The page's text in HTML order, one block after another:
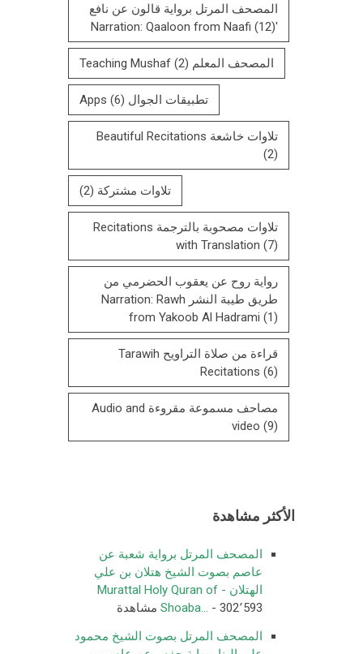
المصحف المرتل بروایة قالون عن نافع
'Narration: Qaaloon from Naafi
(12)
المصحف المعلم Teaching Mushaf (2)
تطبيقات الجوال Apps (6)
تلاوات خاشعة Beautiful Recitations
(2)
تلاوات مشتركة (2)
تلاوات مصحوبة بالترجمة Recitations
with Translation (7)
رواية روح عن يعقوب الحضرمي من
طريق طيبة النشر Narration: Rawh
from Yakoob Al Hadrami (1)
قراءة من صلاة التراويح Tarawih
Recitations (6)
مصاحف مسموعة مقروءة Audio and
video (9)
الأكثر مشاهدة
المصحف المرتل برواية شعبة عن
عاصم بصوت الشيخ هتلان بن علي
الهتلان - Murattal Holy Quran of
Shoaba...
- 302٬593 مشاهدة
المصحف المرتل بصوت الشيخ محمود